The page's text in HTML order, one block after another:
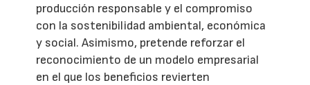
producción responsable y el compromiso
con la sostenibilidad ambiental, económica
y social. Asimismo, pretende reforzar el
reconocimiento de un modelo empresarial
en el que los beneficios revierten